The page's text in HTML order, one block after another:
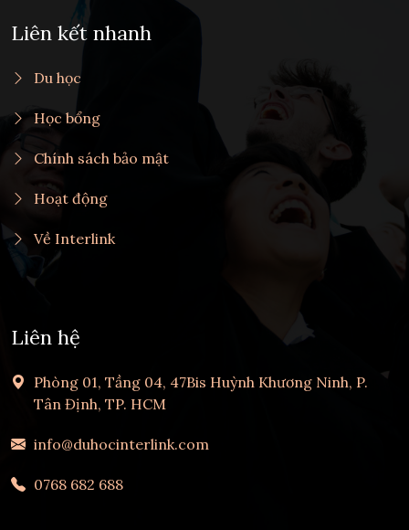
Liên kết nhanh
Du học
Học bổng
Chính sách bảo mật
Hoạt động
Về Interlink
Liên hệ
Phòng 01, Tầng 04, 47Bis Huỳnh Khương Ninh, P.
Tân Định, TP. HCM
info@duhocinterlink.com
0768 682 688